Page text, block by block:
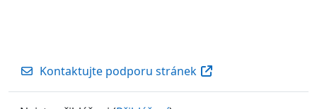
Kontaktujte podporu stránek